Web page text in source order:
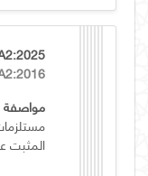
مواصفة
المثبت